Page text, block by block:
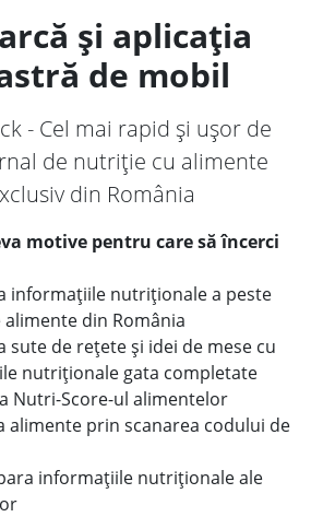
și aplicația
de mobil
- Cel mai rapid și ușor de
de nutriție cu alimente
din România
motive pentru care să încerci
informațiile nutriționale a peste
alimente din România
sute de rețete și idei de mese cu
nutriționale gata completate
Nutri-Score-ul alimentelor
alimente prin scanarea codului de
informațiile nutriționale ale